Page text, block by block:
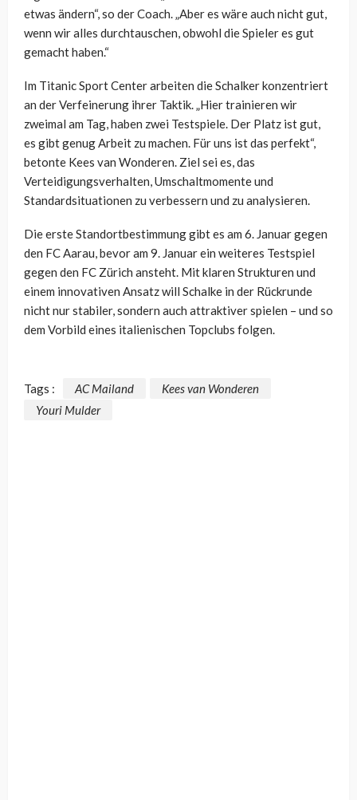
etwas ändern“, so der Coach. „Aber es wäre auch nicht gut,
wenn wir alles durchtauschen, obwohl die Spieler es gut
gemacht haben.“
Im Titanic Sport Center arbeiten die Schalker konzentriert
an der Verfeinerung ihrer Taktik. „Hier trainieren wir
zweimal am Tag, haben zwei Testspiele. Der Platz ist gut,
es gibt genug Arbeit zu machen. Für uns ist das perfekt“,
betonte Kees van Wonderen. Ziel sei es, das
Verteidigungsverhalten, Umschaltmomente und
Standardsituationen zu verbessern und zu analysieren.
Die erste Standortbestimmung gibt es am 6. Januar gegen
den FC Aarau, bevor am 9. Januar ein weiteres Testspiel
gegen den FC Zürich ansteht. Mit klaren Strukturen und
einem innovativen Ansatz will Schalke in der Rückrunde
nicht nur stabiler, sondern auch attraktiver spielen – und so
dem Vorbild eines italienischen Topclubs folgen.
Tags : AC Mailand
Kees van Wonderen
Youri Mulder